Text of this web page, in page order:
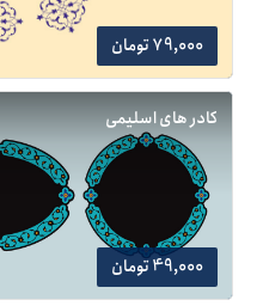
79,000 تومان
کادر های اسلیمی
49,000 تومان